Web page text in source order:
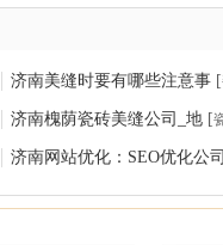
济南美缝时要有哪些注意事[
济南槐荫瓷砖美缝公司_地[
济南网站优化：SEO优化公司